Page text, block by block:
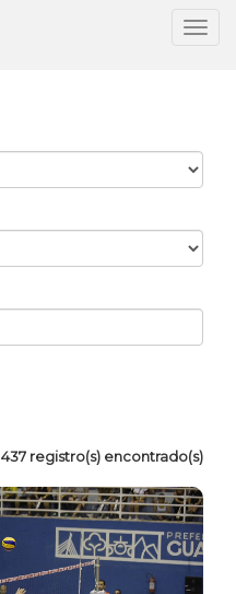
437 registro(s) encontrado(s)